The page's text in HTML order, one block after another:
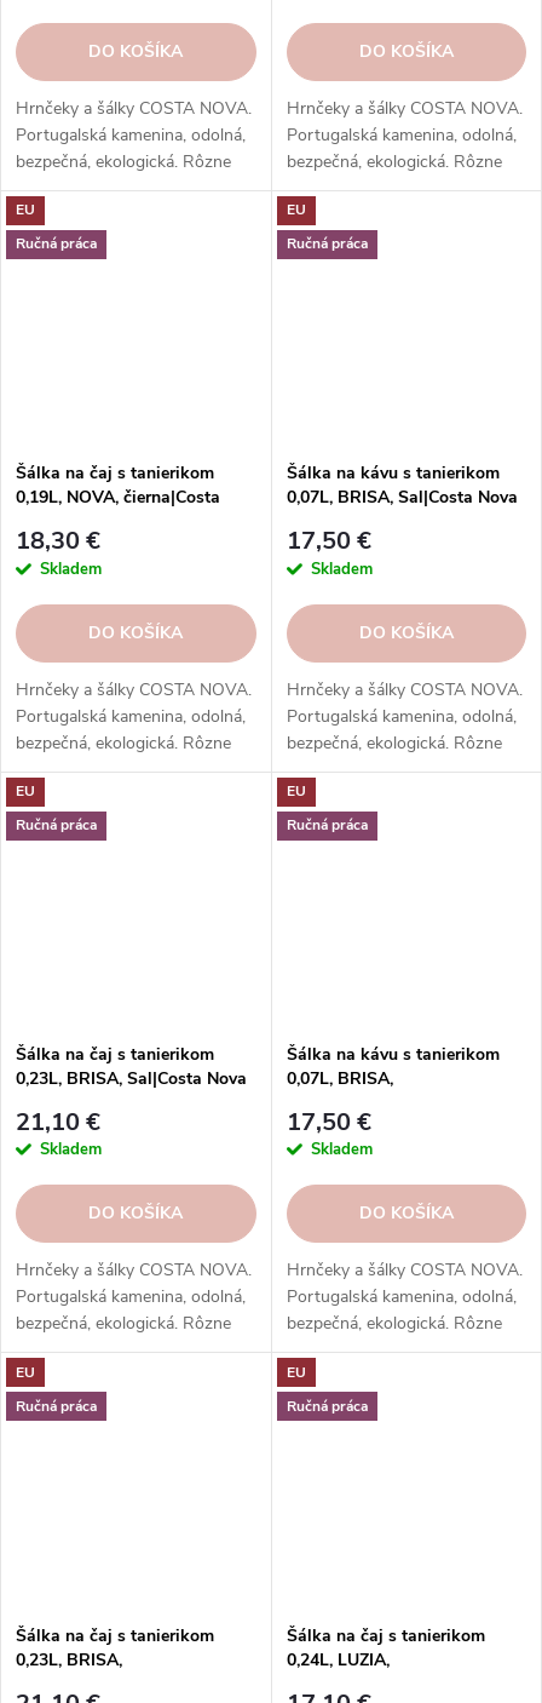
DO KOŠÍKA
Hrnčeky a šálky COSTA NOVA.
Portugalská kamenina, odolná,
bezpečná, ekologická. Rôzne
tvary, farby, vzory. Ideálne na
kávu, espresso, cappuccino,
lungo, čaj, kakao a iné.
DO KOŠÍKA
Hrnčeky a šálky COSTA NOVA.
Portugalská kamenina, odolná,
bezpečná, ekologická. Rôzne
tvary, farby, vzory. Ideálne na
kávu, espresso, cappuccino,
lungo, čaj, kakao a iné.
EU
Ručná práca
Šálka na čaj s tanierikom
0,19L, NOVA, čierna|Costa
18,30 €
Skladem
DO KOŠÍKA
Hrnčeky a šálky COSTA NOVA.
Portugalská kamenina, odolná,
bezpečná, ekologická. Rôzne
tvary, farby, vzory. Ideálne na
kávu, espresso, cappuccino,
lungo, čaj, kakao a iné.
EU
Ručná práca
Šálka na kávu s tanierikom
0,07L, BRISA, Sal|Costa Nova
17,50 €
Skladem
DO KOŠÍKA
Hrnčeky a šálky COSTA NOVA.
Portugalská kamenina, odolná,
bezpečná, ekologická. Rôzne
tvary, farby, vzory. Ideálne na
kávu, espresso, cappuccino,
lungo, čaj, kakao a iné.
EU
Ručná práca
Šálka na čaj s tanierikom
0,23L, BRISA, Sal|Costa Nova
21,10 €
Skladem
DO KOŠÍKA
Hrnčeky a šálky COSTA NOVA.
Portugalská kamenina, odolná,
bezpečná, ekologická. Rôzne
tvary, farby, vzory. Ideálne na
kávu, espresso, cappuccino,
lungo, čaj, kakao a iné.
EU
Ručná práca
Šálka na kávu s tanierikom
0,07L, BRISA,
17,50 €
Skladem
DO KOŠÍKA
Hrnčeky a šálky COSTA NOVA.
Portugalská kamenina, odolná,
bezpečná, ekologická. Rôzne
tvary, farby, vzory. Ideálne na
kávu, espresso, cappuccino,
lungo, čaj, kakao a iné.
EU
Ručná práca
Šálka na čaj s tanierikom
0,23L, BRISA,
EU
Ručná práca
Šálka na čaj s tanierikom
0,24L, LUZIA,